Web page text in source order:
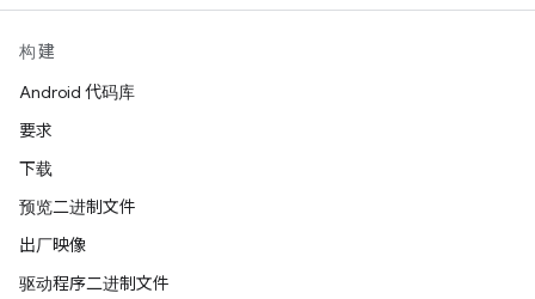
明的全文内容。
在针对新代码或文档的版权声明中注明所做的任何更
改或修改，例如“本软件或文档中包含从 [W3C 文档的
名称或 URI] 复制的内容或根据 [W3C 文档的名称或
构建
Android 代码库
要求
下载
预览二进制文件
出厂映像
驱动程序二进制文件